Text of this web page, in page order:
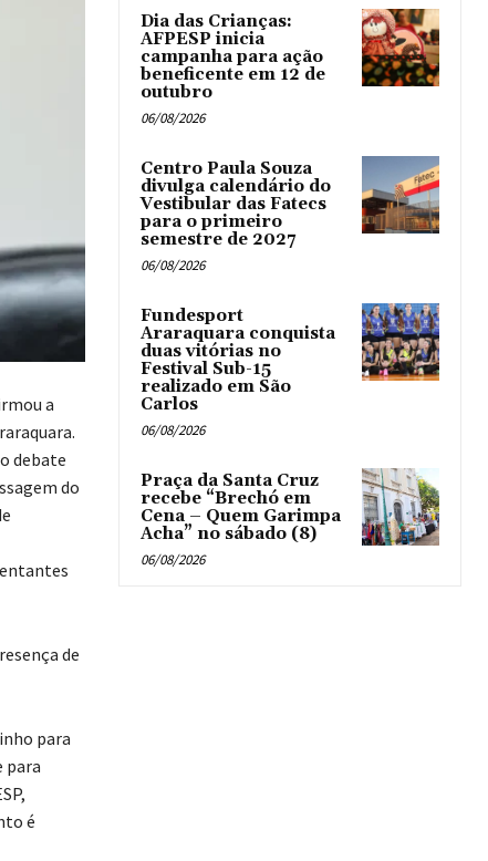
a
debate
do
de
para
para
é
Dia das Crianças:
AFPESP inicia
campanha para ação
beneficente em 12 de
outubro
06/08/2026
Centro Paula Souza
divulga calendário do
Vestibular das Fatecs
para o primeiro
semestre de 2027
06/08/2026
Fundesport
Araraquara conquista
duas vitórias no
Festival Sub-15
realizado em São
Carlos
06/08/2026
Praça da Santa Cruz
recebe “Brechó em
Cena – Quem Garimpa
Acha” no sábado (8)
06/08/2026